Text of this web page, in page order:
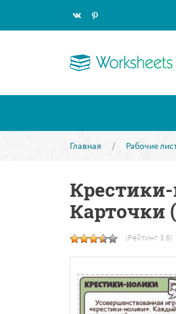
Главная / Рабочие
Карточки
(Рейтинг 3.6)